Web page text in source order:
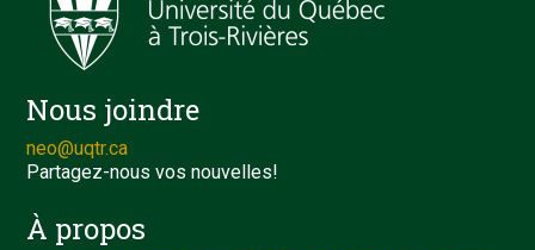
Nous joindre
neo@uqtr.ca
Partagez-nous vos nouvelles!
À propos